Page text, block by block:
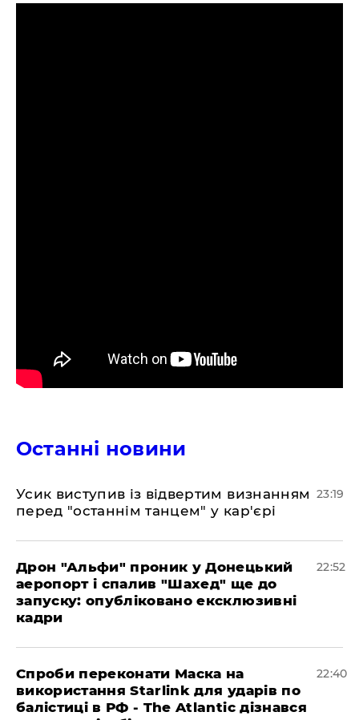
Останні новини
​Усик виступив із відвертим визнанням
перед "останнім танцем" у кар'єрі
23:19
​Дрон "Альфи" проник у Донецький
аеропорт і спалив "Шахед" ще до
запуску: опубліковано ексклюзивні
кадри
22:52
​Спроби переконати Маска на
використання Starlink для ударів по
балістиці в РФ - The Atlantic дізнався
22:40